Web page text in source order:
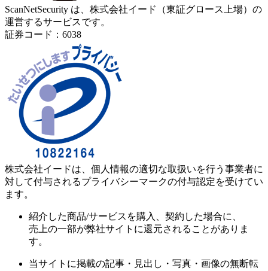
ScanNetSecurity は、株式会社イード（東証グロース上場）の
運営するサービスです。
証券コード：6038
株式会社イードは、個人情報の適切な取扱いを行う事業者に
対して付与されるプライバシーマークの付与認定を受けてい
ます。
紹介した商品/サービスを購入、契約した場合に、
売上の一部が弊社サイトに還元されることがありま
す。
当サイトに掲載の記事・見出し・写真・画像の無断転